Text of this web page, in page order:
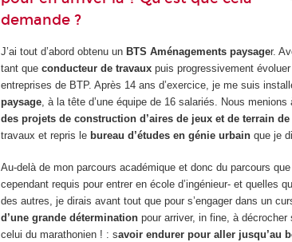
demande ?
J’ai tout d’abord obtenu unBTS Aménagements paysager.
tant queconducteur de travauxpuis progressivement
entreprises de BTP. Après 14 ans d’exercice, je me suis
paysage , à la tête d’une équipe de 16 salariés. Nous
des projets de construction d’aires de jeux et de terrain
travaux et repris le bureau d’études en génie urbainque je
Au-delà de mon parcours académique et donc du parcours
cependant requis pour entrer en école d’ingénieur- et quelles
des autres, je dirais avant tout que pour s’engager dans un
d’une grande détermination pour arriver, in fine, à
celui du marathonien ! : savoir endurer pour aller jusqu’au